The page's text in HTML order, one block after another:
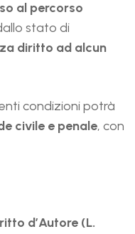
al percorso
stato di
diritto ad alcun
condizioni potrà
civile e penale, con
d’Autore (L.